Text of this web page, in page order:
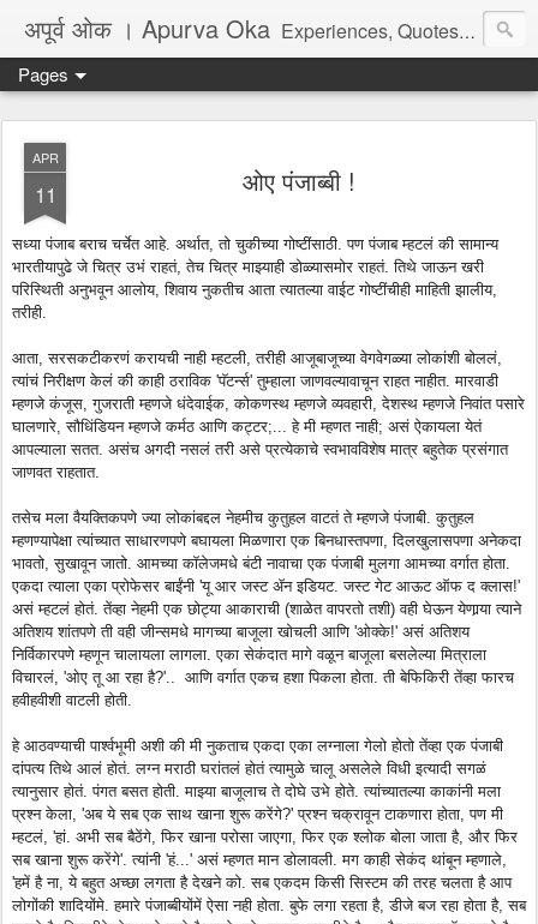
अपूर्व ओक । Apurva Oka Experiences, Quotes, One Liners, Articles, Stories, Travelogues, Poetry, and a lot of random thoughts and emotions. English, Marathi and the language of heart.
Pages
APR
11 ओए पंजाब्बी !
सध्या पंजाब बराच चर्चेत आहे. अर्थात, तो चुकीच्या गोष्टींसाठी. पण पंजाब म्हटलं की सामान्य
भारतीयापुढे जे चित्र उभं राहतं, तेच चित्र माझ्याही डोळ्यासमोर राहतं. तिथे जाऊन खरी
परिस्थिती अनुभवून आलोय, शिवाय नुकतीच आता त्यातल्या वाईट गोष्टींचीही माहिती झालीय,
तरीही.
आता, सरसकटीकरणं करायची नाही म्हटली, तरीही आजूबाजूच्या वेगवेगळ्या लोकांशी बोललं,
त्यांचं निरीक्षण केलं की काही ठराविक 'पॅटर्न्स' तुम्हाला जाणवल्यावाचून राहत नाहीत. मारवाडी
म्हणजे कंजूस, गुजराती म्हणजे धंदेवाईक, कोकणस्थ म्हणजे व्यवहारी, देशस्थ म्हणजे निवांत पसारे
घालणारे, सौधिंडियन म्हणजे कर्मठ आणि कट्टर;... हे मी म्हणत नाही; असं ऐकायला येतं
आपल्याला सतत. असंच अगदी नसलं तरी असे प्रत्येकाचे स्वभावविशेष मात्र बहुतेक प्रसंगात
जाणवत राहतात.
तसेच मला वैयक्तिकपणे ज्या लोकांबद्दल नेहमीच कुतुहल वाटतं ते म्हणजे पंजाबी. कुतुहल
म्हणण्यापेक्षा त्यांच्यात साधारणपणे बघायला मिळणारा एक बिनधास्तपणा, दिलखुलासपणा अनेकदा
भावतो, सुखावून जातो. आमच्या कॉलेजमधे बंटी नावाचा एक पंजाबी मुलगा आमच्या वर्गात होता.
एकदा त्याला एका प्रोफेसर बाईंनी 'यू आर जस्ट अ‍ॅन इडियट. जस्ट गेट आऊट ऑफ द क्लास!'
असं म्हटलं होतं. तेंव्हा नेहमी एक छोट्या आकाराची (शाळेत वापरतो तशी) वही घेऊन येणार्‍या त्याने
अतिशय शांतपणे ती वही जीन्समधे मागच्या बाजूला खोचली आणि 'ओक्के!' असं अतिशय
निर्विकारपणे म्हणून चालायला लागला. एका सेकंदात मागे वळून बाजूला बसलेल्या मित्राला
विचारलं, 'ओए तू आ रहा है?'.. आणि वर्गात एकच हशा पिकला होता. ती बेफिकिरी तेंव्हा फारच
हवीहवीशी वाटली होती.
हे आठवण्याची पार्श्वभूमी अशी की मी नुकताच एकदा एका लग्नाला गेलो होतो तेंव्हा एक पंजाबी
दांपत्य तिथे आलं होतं. लग्न मराठी घरांतलं होतं त्यामुळे चालू असलेले विधी इत्यादी सगळं
त्यानुसार होतं. पंगत बसत होती. माझ्या बाजूलाच ते दोघे उभे होते. त्यांच्यातल्या काकांनी मला
प्रश्न केला, 'अब ये सब एक साथ खाना शुरू करेंगे?' प्रश्न चक्रावून टाकणारा होता, पण मी
म्हटलं, 'हां. अभी सब बैठेंगे, फिर खाना परोसा जाएगा, फिर एक श्लोक बोला जाता है, और फिर
सब खाना शुरू करेंगे'. त्यांनी 'हं...' असं म्हणत मान डोलावली. मग काही सेकंद थांबून म्हणाले,
'हमें है ना, ये बहुत अच्छा लगता है देखने को. सब एकदम किसी सिस्टम की तरह चलता है आप
लोगोंकी शादियोंमे. हमारे पंजाब्बीयोंमें ऐसा नही होता. बुफे लगा रहता है, डीजे बज रहा होता है, सब